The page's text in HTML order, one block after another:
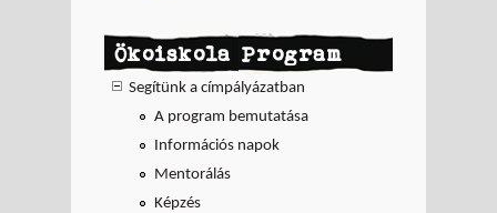
Ökoiskola Program
Segítünk a címpályázatban
A program bemutatása
Információs napok
Mentorálás
Képzés